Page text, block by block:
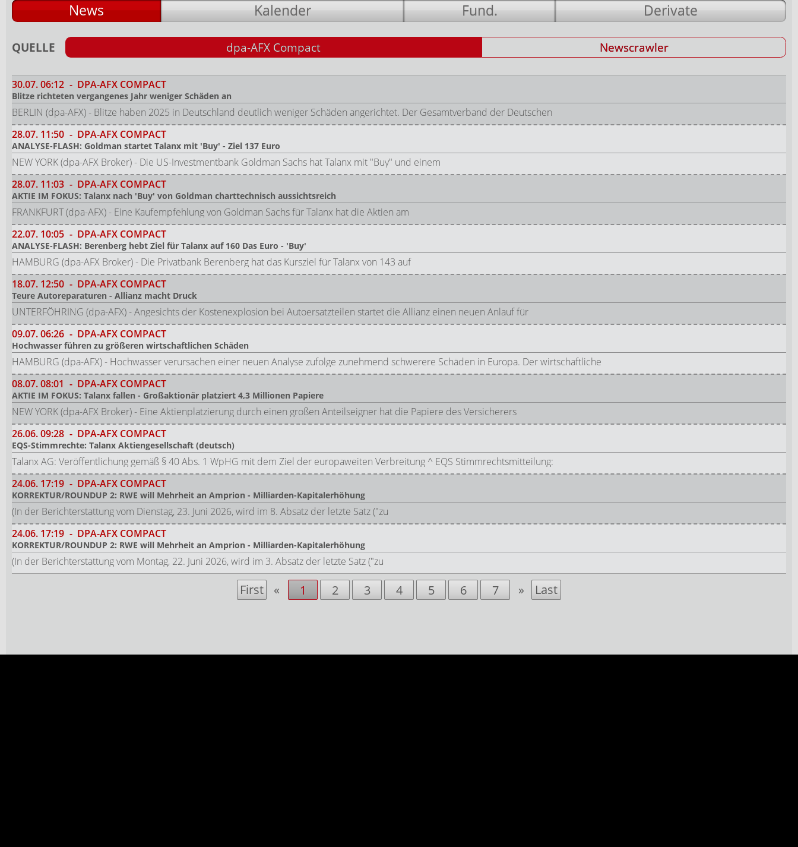
News Kalender Fund. Derivate
QUELLE dpa-AFX Compact Newscrawler
30.07.06:12 - DPA-AFX COMPACT
Blitze richteten vergangenes Jahr weniger Schäden an
BERLIN (dpa-AFX) - Blitze haben 2025 in Deutschland deutlich weniger Schäden angerichtet. Der Gesamtverband der Deutschen
28.07. 11:50 - DPA-AFX COMPACT
ANALYSE-FLASH: Goldman startet Talanx mit 'Buy' - Ziel 137 Euro
NEW YORK (dpa-AFX Broker) - Die US-Investmentbank Goldman Sachs hat Talanx mit "Buy" und einem
28.07. 11:03 - DPA-AFX COMPACT
AKTIE IM FOKUS: Talanx nach 'Buy' von Goldman charttechnisch aussichtsreich
FRANKFURT (dpa-AFX) - Eine Kaufempfehlung von Goldman Sachs für Talanx hat die Aktien am
22.07. 10:05 - DPA-AFX COMPACT
ANALYSE-FLASH: Berenberg hebt Ziel für Talanx auf 160 Das Euro - 'Buy'
HAMBURG (dpa-AFX Broker) - Die Privatbank Berenberg hat das Kursziel für Talanx von 143 auf
18.07. 12:50 - DPA-AFX COMPACT
Teure Autoreparaturen - Allianz macht Druck
UNTERFÖHRING (dpa-AFX) - Angesichts der Kostenexplosion bei Autoersatzteilen startet die Allianz einen neuen Anlauf für
09.07.06:26 - DPA-AFX COMPACT
Hochwasser führen zu größeren wirtschaftlichen Schäden
HAMBURG (dpa-AFX) - Hochwasser verursachen einer neuen Analyse zufolge zunehmend schwerere Schäden in Europa. Der wirtschaftliche
08.07.08:01 - DPA-AFX COMPACT
AKTIE IM FOKUS: Talanx fallen - Großaktionär platziert 4,3 Millionen Papiere
NEW YORK (dpa-AFX Broker) - Eine Aktienplatzierung durch einen großen Anteilseigner hat die Papiere des Versicherers
26.06.09:28 - DPA-AFX COMPACT
EQS-Stimmrechte: Talanx Aktiengesellschaft (deutsch)
Talanx AG: Veröffentlichung gemäß § 40 Abs. 1 WpHG mit dem Ziel der europaweiten Verbreitung ^ EQS Stimmrechtsmitteilung:
24.06. 17:19 - DPA-AFX COMPACT
KORREKTUR/ROUNDUP 2: RWE will Mehrheit an Amprion - Milliarden-Kapitalerhöhung
(In der Berichterstattung vom Dienstag, 23. Juni 2026, wird im 8. Absatz der letzte Satz ("zu
24.06. 17:19 - DPA-AFX COMPACT
KORREKTUR/ROUNDUP 2: RWE will Mehrheit an Amprion - Milliarden-Kapitalerhöhung
(In der Berichterstattung vom Montag, 22. Juni 2026, wird im 3. Absatz der letzte Satz ("zu
First « 1 2 3 4 5 6 7 » Last